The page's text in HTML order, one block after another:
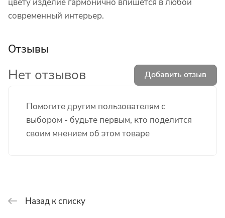
современный интерьер.
Отзывы
Помогите другим пользователям с
выбором - будьте первым, кто поделится
своим мнением об этом товаре
Нет отзывов Добавить отзыв
Назад к списку